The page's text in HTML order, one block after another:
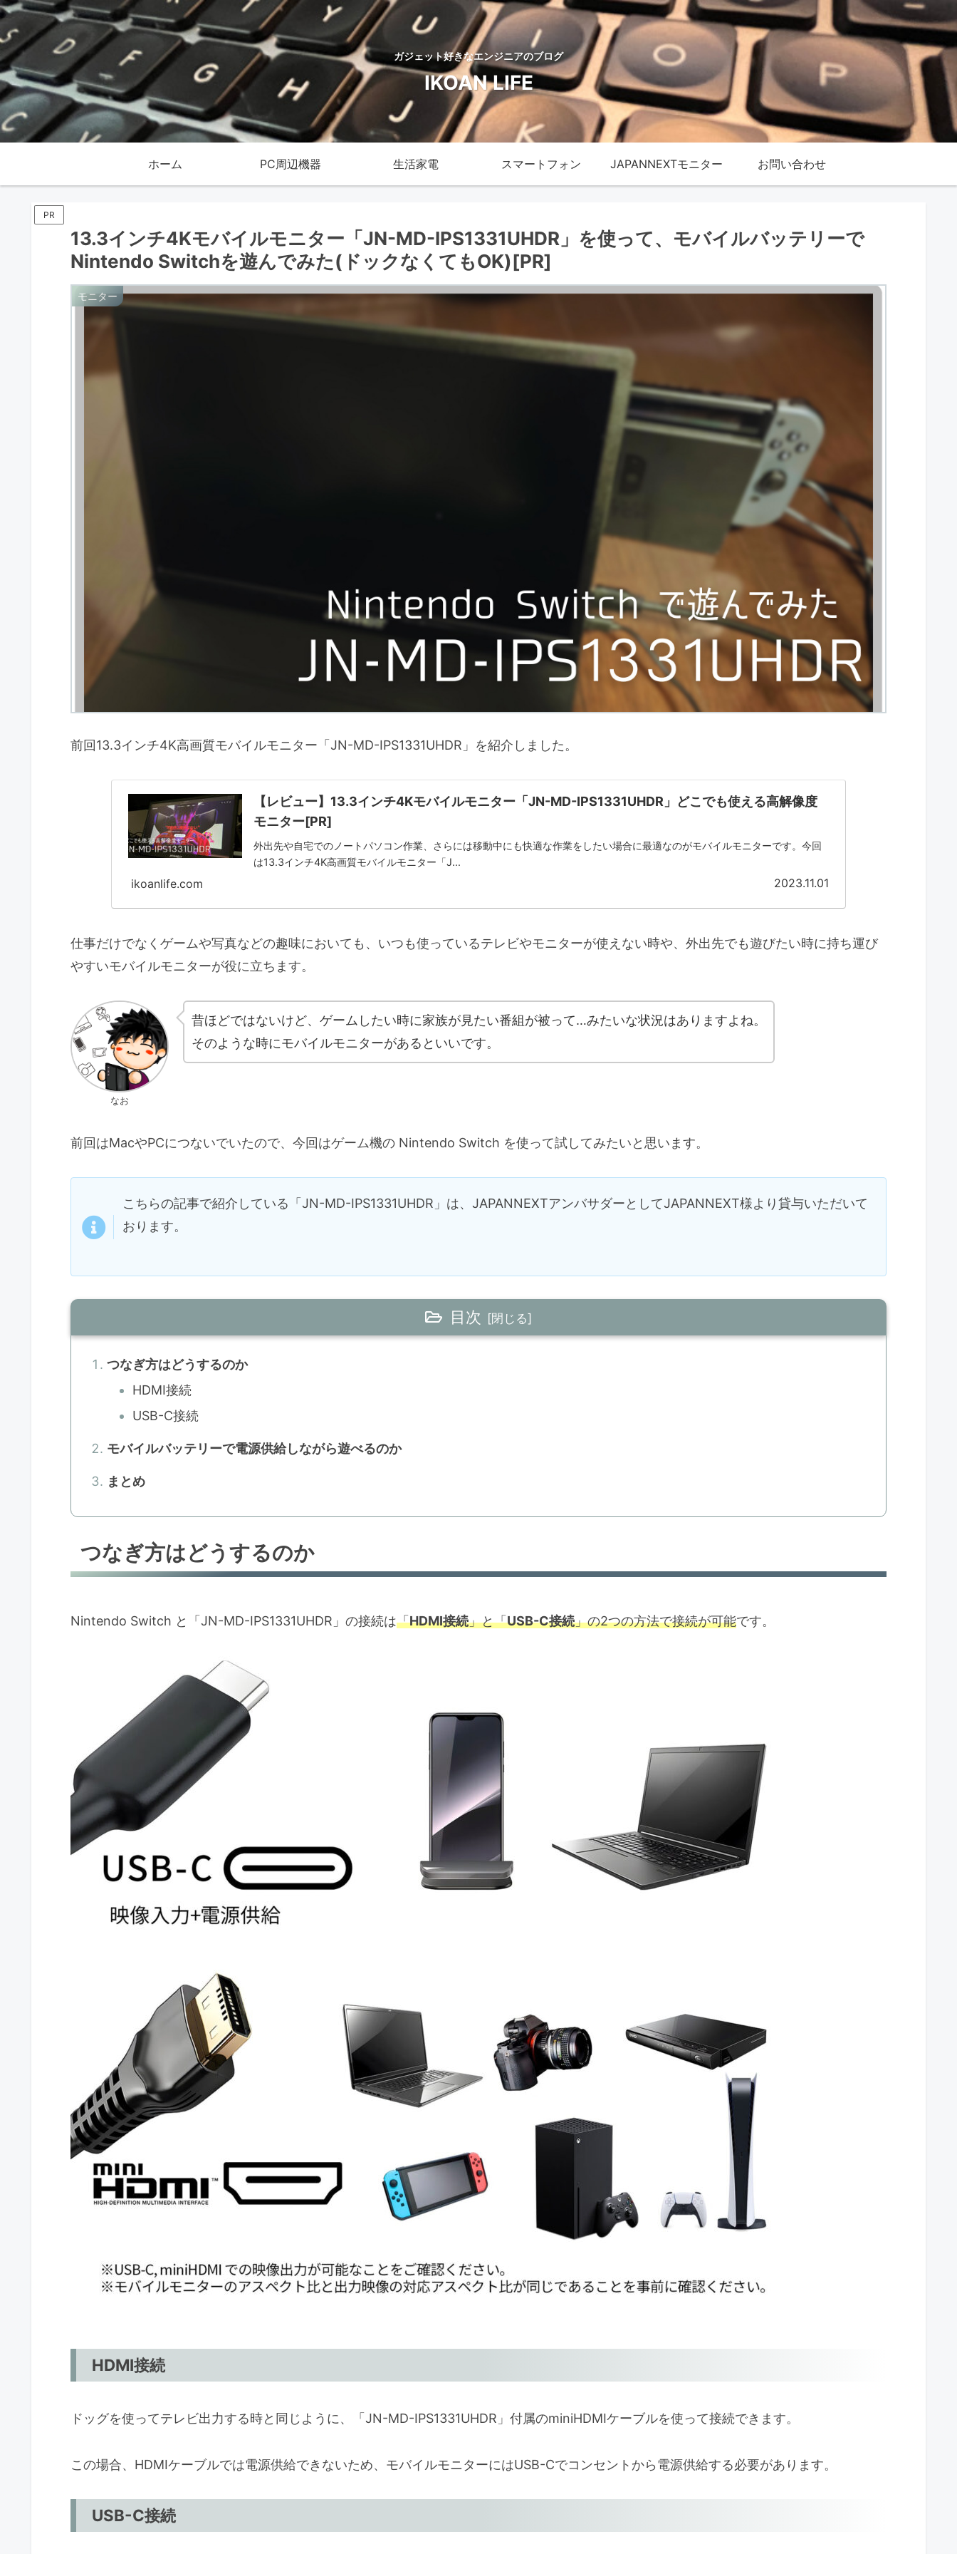
ガジェット好きなエンジニアのブログ
IKOAN LIFE
ホーム PC周辺機器 生活家電 スマートフォン JAPANNEXTモニター お問い合わせ
PR
13.3インチ4Kモバイルモニター「JN-MD-IPS1331UHDR」を使って、モバイルバッテリーで
Nintendo Switchを遊んでみた(ドックなくてもOK)[PR]
モニター
前回13.3インチ4K高画質モバイルモニター「JN-MD-IPS1331UHDR」を紹介しました。
【レビュー】13.3インチ4Kモバイルモニター「JN-MD-IPS1331UHDR」どこでも使える高解像度
モニター[PR]
外出先や自宅でのノートパソコン作業、さらには移動中にも快適な作業をしたい場合に最適なのがモバイルモニターです。今回
は13.3インチ4K高画質モバイルモニター「J...
ikoanlife.com 2023.11.01
仕事だけでなくゲームや写真などの趣味においても、いつも使っているテレビやモニターが使えない時や、外出先でも遊びたい時に持ち運び
やすいモバイルモニターが役に立ちます。
なお
昔ほどではないけど、ゲームしたい時に家族が見たい番組が被って…みたいな状況はありますよね。
そのような時にモバイルモニターがあるといいです。
前回はMacやPCにつないでいたので、今回はゲーム機の Nintendo Switch を使って試してみたいと思います。
こちらの記事で紹介している「JN-MD-IPS1331UHDR」は、JAPANNEXTアンバサダーとしてJAPANNEXT様より貸与いただいて
おります。
目次
つなぎ方はどうするのか
HDMI接続
USB-C接続
モバイルバッテリーで電源供給しながら遊べるのか
まとめ
つなぎ方はどうするのか
Nintendo Switch と「JN-MD-IPS1331UHDR」の接続は「HDMI接続」と「USB-C接続」の2つの方法で接続が可能です。
HDMI接続
ドッグを使ってテレビ出力する時と同じように、「JN-MD-IPS1331UHDR」付属のminiHDMIケーブルを使って接続できます。
この場合、HDMIケーブルでは電源供給できないため、モバイルモニターにはUSB-Cでコンセントから電源供給する必要があります。
USB-C接続